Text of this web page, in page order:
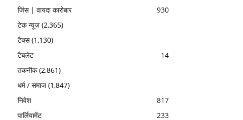
जिंस | वायदा कारोबार
930
टेक न्यूज (2,365)
टैक्स(1,130)
टैबलेट
14
तकनीक(2,861)
धर्म / समाज (1,847)
निवेश
817
पार्लियामेंट
233